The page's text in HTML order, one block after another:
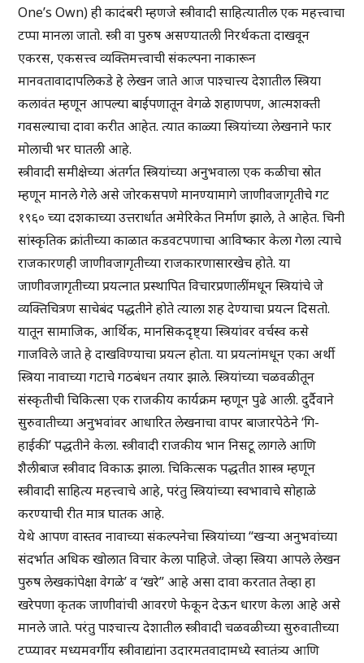
One’s Own) ही कादंबरी म्हणजे स्त्रीवादी साहित्यातील एक महत्त्वाचा
टप्पा मानला जातो. स्त्री वा पुरुष असण्यातली निरर्थकता दाखवून
एकरस, एकसत्त्व व्यक्तिमत्त्वाची संकल्पना नाकारून
मानवतावादापलिकडे हे लेखन जाते आज पाश्चात्त्य देशातील स्त्रिया
कलावंत म्हणून आपल्या बाईपणातून वेगळे शहाणपण, आत्मशक्ती
गवसल्याचा दावा करीत आहेत. त्यात काळ्या स्त्रियांच्या लेखनाने फार
मोलाची भर घातली आहे.
स्त्रीवादी समीक्षेच्या अंतर्गत स्त्रियांच्या अनुभवाला एक कळीचा स्रोत
म्हणून मानले गेले असे जोरकसपणे मानण्यामागे जाणीवजागृतीचे गट
१९६० च्या दशकाच्या उत्तरार्धात अमेरिकेत निर्माण झाले, ते आहेत. चिनी
सांस्कृतिक क्रांतीच्या काळात कडवटपणाचा आविष्कार केला गेला त्याचे
राजकारणही जाणीवजागृतीच्या राजकारणासारखेच होते. या
जाणीवजागृतीच्या प्रयत्नात प्रस्थापित विचारप्रणालींमधून स्त्रियांचे जे
व्यक्तिचित्रण साचेबंद पद्धतीने होते त्याला शह देण्याचा प्रयत्न दिसतो.
यातून सामाजिक, आर्थिक, मानसिकदृष्ट्या स्त्रियांवर वर्चस्व कसे
गाजविले जाते हे दाखविण्याचा प्रयत्न होता. या प्रयत्नांमधून एका अर्थी
स्त्रिया नावाच्या गटाचे गठबंधन तयार झाले. स्त्रियांच्या चळवळीतून
संस्कृतीची चिकित्सा एक राजकीय कार्यक्रम म्हणून पुढे आली. दुर्दैवाने
सुरुवातीच्या अनुभवांवर आधारित लेखनाचा वापर बाजारपेठेने ‘गि-
हाईकी’ पद्धतीने केला. स्त्रीवादी राजकीय भान निसटू लागले आणि
शैलीबाज स्त्रीवाद विकाऊ झाला. चिकित्सक पद्धतीत शास्त्र म्हणून
स्त्रीवादी साहित्य महत्त्वाचे आहे, परंतु स्त्रियांच्या स्वभावाचे सोहाळे
करण्याची रीत मात्र घातक आहे.
येथे आपण वास्तव नावाच्या संकल्पनेचा स्त्रियांच्या “खऱ्या अनुभवांच्या
संदर्भात अधिक खोलात विचार केला पाहिजे. जेव्हा स्त्रिया आपले लेखन
पुरुष लेखकांपेक्षा वेगळे’ व ‘खरे” आहे असा दावा करतात तेव्हा हा
खरेपणा कृतक जाणीवांची आवरणे फेकून देऊन धारण केला आहे असे
मानले जाते. परंतु पाश्चात्त्य देशातील स्त्रीवादी चळवळीच्या सुरुवातीच्या
टप्प्यावर मध्यमवर्गीय स्त्रीवाद्यांना उदारमतवादामध्ये स्वातंत्र्य आणि